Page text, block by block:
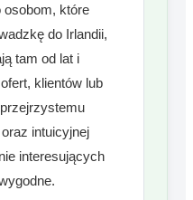
osobom, które
do Irlandii,
tam od lat i
klientów lub
intuicyjnej
interesujących